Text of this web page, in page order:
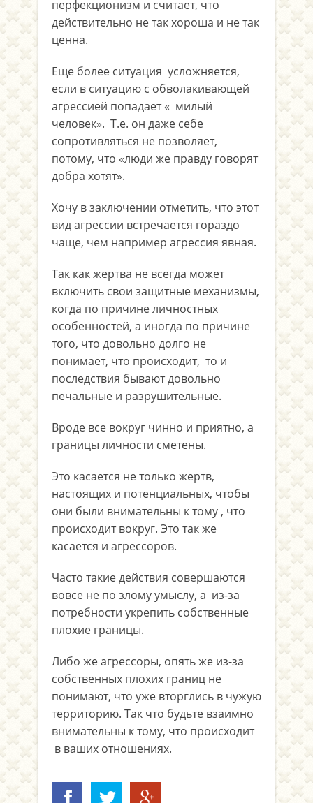
перфекционизм и считает, что
действительно не так хороша и не так
ценна.
Еще более ситуация усложняется,
если в ситуацию с обволакивающей
агрессией попадает « милый
человек». Т.е. он даже себе
сопротивляться не позволяет,
потому, что «люди же правду говорят
добра хотят».
Хочу в заключении отметить, что этот
вид агрессии встречается гораздо
чаще, чем например агрессия явная.
Так как жертва не всегда может
включить свои защитные механизмы,
когда по причине личностных
особенностей, а иногда по причине
того, что довольно долго не
понимает, что происходит, то и
последствия бывают довольно
печальные и разрушительные.
Вроде все вокруг чинно и приятно, а
границы личности сметены.
Это касается не только жертв,
настоящих и потенциальных, чтобы
они были внимательны к тому , что
происходит вокруг. Это так же
касается и агрессоров.
Часто такие действия совершаются
вовсе не по злому умыслу, а из-за
потребности укрепить собственные
плохие границы.
Либо же агрессоры, опять же из-за
собственных плохих границ не
понимают, что уже вторглись в чужую
территорию. Так что будьте взаимно
внимательны к тому, что происходит
в ваших отношениях.